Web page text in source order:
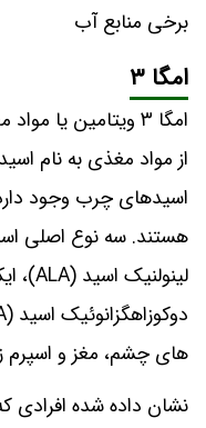
برخی منابع آب
امگا ۳
امگا ۳ ویتامین یا
از مواد مغذی به نام
اسیدهای چرب وجود
های چشم، مغز و اسپرم
نشان داده شده افرادی